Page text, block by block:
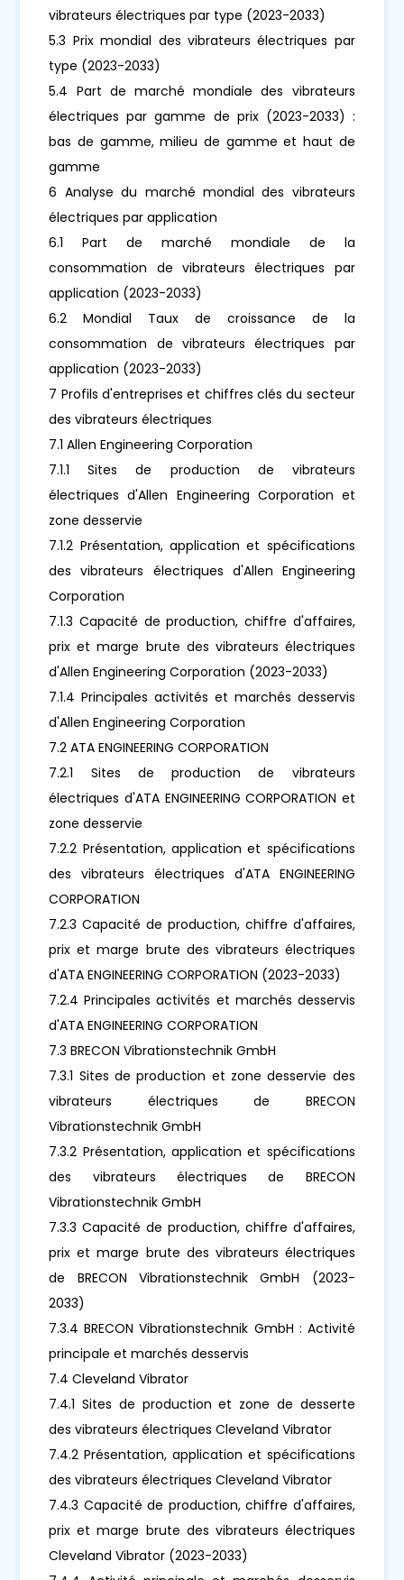
vibrateurs électriques par type (2023-2033)
5.3 Prix mondial des vibrateurs électriques par
type (2023-2033)
5.4 Part de marché mondiale des vibrateurs
électriques par gamme de prix (2023-2033) :
bas de gamme, milieu de gamme et haut de
gamme
6 Analyse du marché mondial des vibrateurs
électriques par application
6.1 Part de marché mondiale de la
consommation de vibrateurs électriques par
application (2023-2033)
6.2 Mondial Taux de croissance de la
consommation de vibrateurs électriques par
application (2023-2033)
7 Profils d'entreprises et chiffres clés du secteur
des vibrateurs électriques
7.1 Allen Engineering Corporation
7.1.1 Sites de production de vibrateurs
électriques d'Allen Engineering Corporation et
zone desservie
7.1.2 Présentation, application et spécifications
des vibrateurs électriques d'Allen Engineering
Corporation
7.1.3 Capacité de production, chiffre d'affaires,
prix et marge brute des vibrateurs électriques
d'Allen Engineering Corporation (2023-2033)
7.1.4 Principales activités et marchés desservis
d'Allen Engineering Corporation
7.2 ATA ENGINEERING CORPORATION
7.2.1 Sites de production de vibrateurs
électriques d'ATA ENGINEERING CORPORATION et
zone desservie
7.2.2 Présentation, application et spécifications
des vibrateurs électriques d'ATA ENGINEERING
CORPORATION
7.2.3 Capacité de production, chiffre d'affaires,
prix et marge brute des vibrateurs électriques
d'ATA ENGINEERING CORPORATION (2023-2033)
7.2.4 Principales activités et marchés desservis
d'ATA ENGINEERING CORPORATION
7.3 BRECON Vibrationstechnik GmbH
7.3.1 Sites de production et zone desservie des
vibrateurs électriques de BRECON
Vibrationstechnik GmbH
7.3.2 Présentation, application et spécifications
des vibrateurs électriques de BRECON
Vibrationstechnik GmbH
7.3.3 Capacité de production, chiffre d'affaires,
prix et marge brute des vibrateurs électriques
de BRECON Vibrationstechnik GmbH (2023-
2033)
7.3.4 BRECON Vibrationstechnik GmbH : Activité
principale et marchés desservis
7.4 Cleveland Vibrator
7.4.1 Sites de production et zone de desserte
des vibrateurs électriques Cleveland Vibrator
7.4.2 Présentation, application et spécifications
des vibrateurs électriques Cleveland Vibrator
7.4.3 Capacité de production, chiffre d'affaires,
prix et marge brute des vibrateurs électriques
Cleveland Vibrator (2023-2033)